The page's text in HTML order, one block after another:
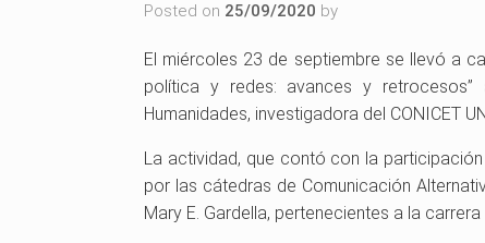
Posted on 25/09/2020 by
El miércoles 23 de septiembre se llevó a
política y redes: avances y
Humanidades, investigadora del CONICET
La actividad, que contó con la
por las cátedras de Comunicación
Mary E. Gardella, pertenecientes a la